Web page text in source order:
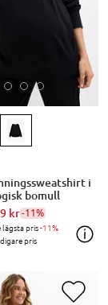
i
bomull
kr-11%
pris-11%
pris